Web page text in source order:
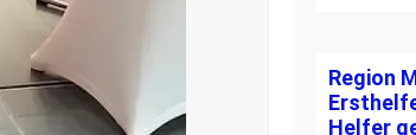
Region
Helfer